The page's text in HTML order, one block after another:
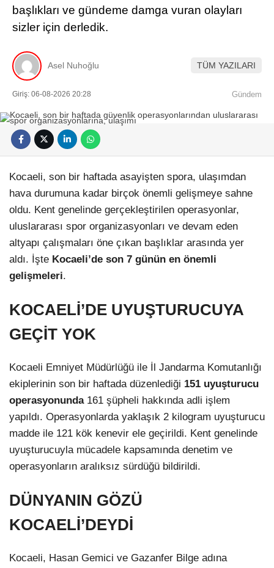
başlıkları ve gündeme damga vuran olayları
sizler için derledik.
Asel Nuhoğlu TÜM YAZILARI
Giriş: 06-08-2026 20:28 Gündem
Kocaeli, son bir haftada asayişten spora, ulaşımdan
hava durumuna kadar birçok önemli gelişmeye sahne
oldu. Kent genelinde gerçekleştirilen operasyonlar,
uluslararası spor organizasyonları ve devam eden
altyapı çalışmaları öne çıkan başlıklar arasında yer
aldı. İşte Kocaeli’de son 7 günün en önemli
gelişmeleri.
KOCAELİ’DE UYUŞTURUCUYA
GEÇİT YOK
Kocaeli Emniyet Müdürlüğü ile İl Jandarma Komutanlığı
ekiplerinin son bir haftada düzenlediği 151 uyuşturucu
operasyonunda161 şüpheli hakkında adli işlem
yapıldı. Operasyonlarda yaklaşık 2 kilogram uyuşturucu
madde ile 121 kök kenevir ele geçirildi. Kent genelinde
uyuşturucuyla mücadele kapsamında denetim ve
operasyonların aralıksız sürdüğü bildirildi.
DÜNYANIN GÖZÜ
KOCAELİ’DEYDİ
Kocaeli, Hasan Gemici ve Gazanfer Bilge adına